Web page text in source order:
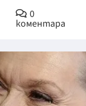
0
коментара